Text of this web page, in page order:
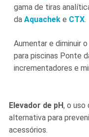
gama de tiras
da Aquachek e CTX.
Aumentar e diminuir
para piscinas Ponte
incrementadores e
Elevador de pH, o uso
alternativa para
acessórios.